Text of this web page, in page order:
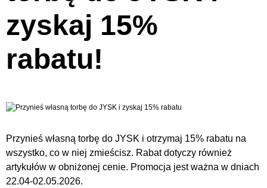
zyskaj 15%
rabatu!
Przynieś własną torbę do JYSK i otrzymaj 15% rabatu na
wszystko, co w niej zmieścisz. Rabat dotyczy również
artykułów w obniżonej cenie. Promocja jest ważna w dniach
22.04-02.05.2026.